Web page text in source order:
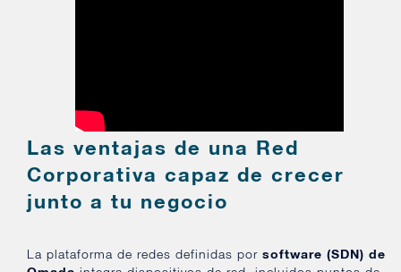
Las ventajas de una Red
Corporativa capaz de crecer
junto a tu negocio
La plataforma de redes definidas por software (SDN) de